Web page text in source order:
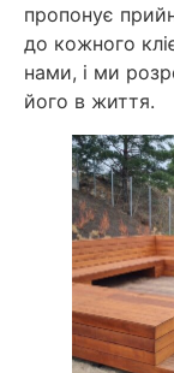
пропонує
до кожного
нами, і ми
його в життя.